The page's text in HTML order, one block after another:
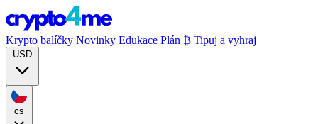
Krypto balíčky Novinky Edukace Plán ₿ Tipuj a vyhraj